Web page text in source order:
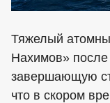
Тяжелый
Нахимов» после
завершающую
что в скором